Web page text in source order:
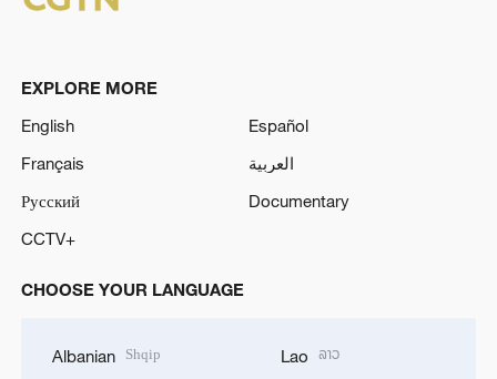
EXPLORE MORE
English
Español
Français
العربية
Русский
Documentary
CCTV+
CHOOSE YOUR LANGUAGE
Albanian Shqip Lao ລາວ